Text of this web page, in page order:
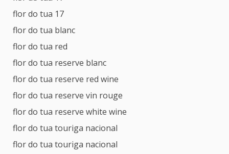
flor do tua 17
flor do tua blanc
flor do tua red
flor do tua reserve blanc
flor do tua reserve red wine
flor do tua reserve vin rouge
flor do tua reserve white wine
flor do tua touriga nacional
flor do tua touriga nacional